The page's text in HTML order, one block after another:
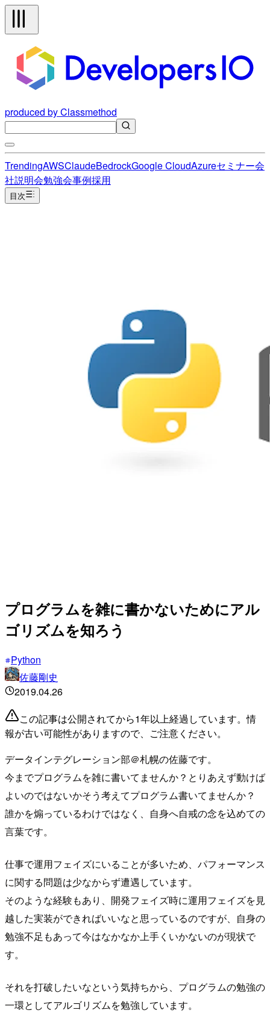
produced by Classmethod
TrendingAWSClaudeBedrockGoogle CloudAzureセミナー会
社説明会勉強会事例採用
目次
プログラムを雑に書かないためにアル
ゴリズムを知ろう
Python
佐藤剛史
2019.04.26
この記事は公開されてから1年以上経過しています。情
報が古い可能性がありますので、ご注意ください。
データインテグレーション部＠札幌の佐藤です。
今までプログラムを雑に書いてませんか？とりあえず動けば
よいのではないかそう考えてプログラム書いてませんか？
誰かを煽っているわけではなく、自身へ自戒の念を込めての
言葉です。
仕事で運用フェイズにいることが多いため、パフォーマンス
に関する問題は少なからず遭遇しています。
そのような経験もあり、開発フェイズ時に運用フェイズを見
越した実装ができればいいなと思っているのですが、自身の
勉強不足もあって今はなかなか上手くいかないのが現状で
す。
それを打破したいなという気持ちから、プログラムの勉強の
一環としてアルゴリズムを勉強しています。